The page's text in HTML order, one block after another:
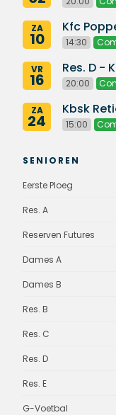
ZA
10
Kfc
14:30
VR
16
Res. D -
20:00
ZA
24
Kbsk
15:00
SENIOREN
Eerste Ploeg
Res. A
Reserven Futures
Dames A
Dames B
Res. B
Res. C
Res. D
Res. E
G-Voetbal